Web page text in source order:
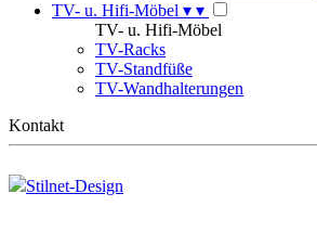
TV- u. Hifi-Möbel ▾ ▾
TV- u. Hifi-Möbel
TV-Racks
TV-Standfüße
TV-Wandhalterungen
Kontakt
Stilnet-Design